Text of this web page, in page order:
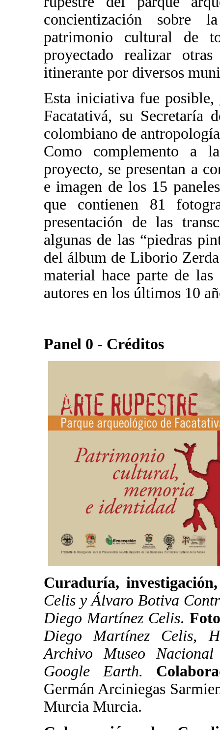
concientización sobre
patrimonio cultural de
proyectado realizar
itinerante por diversos
Esta iniciativa fue
Facatativá, su
colombiano de
Como complemento a
proyecto, se presentan a
e imagen de los 15
que contienen 81
presentación de las
algunas de las “piedras
del álbum de Liborio
material hace parte de las
autores en los últimos 10
Panel 0 - Créditos
Curaduría,
Celis y Álvaro Botiva
Diego Martínez Celis.
Diego Martínez Celis,
Archivo Museo
Google Earth.
Germán Arciniegas
Murcia Murcia.